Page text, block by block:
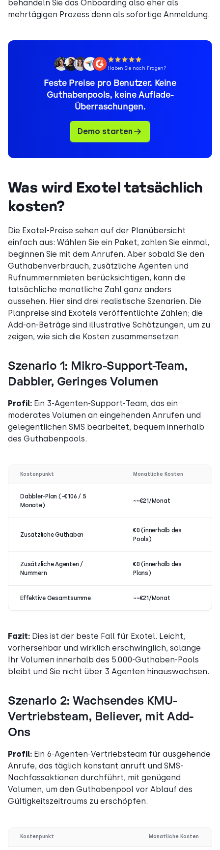
behandeln Sie das Onboarding also eher als
mehrtägigen Prozess denn als sofortige Anmeldung.
Haben Sie noch Fragen?
Feste Preise pro Benutzer. Keine
Guthabenpools, keine Auflade-
Überraschungen.
Demo starten
Was wird Exotel tatsächlich
kosten?
Die Exotel-Preise sehen auf der Planübersicht
einfach aus: Wählen Sie ein Paket, zahlen Sie einmal,
beginnen Sie mit dem Anrufen. Aber sobald Sie den
Guthabenverbrauch, zusätzliche Agenten und
Rufnummernmieten berücksichtigen, kann die
tatsächliche monatliche Zahl ganz anders
aussehen. Hier sind drei realistische Szenarien. Die
Planpreise sind Exotels veröffentlichte Zahlen; die
Add-on-Beträge sind illustrative Schätzungen, um zu
zeigen, wie sich die Kosten zusammensetzen.
Szenario 1: Mikro-Support-Team,
Dabbler, Geringes Volumen
Profil: Ein 3-Agenten-Support-Team, das ein
moderates Volumen an eingehenden Anrufen und
gelegentlichen SMS bearbeitet, bequem innerhalb
des Guthabenpools.
Kostenpunkt Monatliche Kosten
Dabbler-Plan (~€106 / 5
Monate)
~~€21/Monat
Zusätzliche Guthaben
€0 (innerhalb des
Pools)
Zusätzliche Agenten /
Nummern
€0 (innerhalb des
Plans)
Effektive Gesamtsumme ~~€21/Monat
Fazit: Dies ist der beste Fall für Exotel. Leicht,
vorhersehbar und wirklich erschwinglich, solange
Ihr Volumen innerhalb des 5.000-Guthaben-Pools
bleibt und Sie nicht über 3 Agenten hinauswachsen.
Szenario 2: Wachsendes KMU-
Vertriebsteam, Believer, mit Add-
Ons
Profil: Ein 6-Agenten-Vertriebsteam für ausgehende
Anrufe, das täglich konstant anruft und SMS-
Nachfassaktionen durchführt, mit genügend
Volumen, um den Guthabenpool vor Ablauf des
Gültigkeitszeitraums zu erschöpfen.
Kostenpunkt Monatliche Kosten